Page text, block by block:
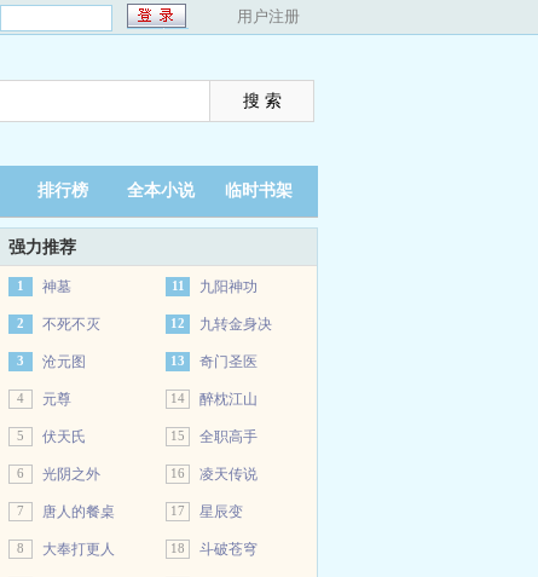
用户注册
排行榜 全本小说 临时书架
强力推荐
1 神墓
2 不死不灭
3 沧元图
4 元尊
5 伏天氏
6 光阴之外
7 唐人的餐桌
8 大奉打更人
11 九阳神功
12 九转金身决
13 奇门圣医
14 醉枕江山
15 全职高手
16 凌天传说
17 星辰变
18 斗破苍穹